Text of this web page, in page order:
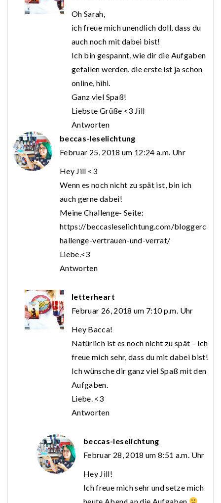
Oh Sarah,
ich freue mich unendlich doll, dass du
auch noch mit dabei bist!
Ich bin gespannt, wie dir die Aufgaben
gefallen werden, die erste ist ja schon
online, hihi.
Ganz viel Spaß!
Liebste Grüße <3 Jill
Antworten
beccas-leselichtung
Februar 25, 2018 um 12:24 a.m. Uhr
Hey Jill <3
Wenn es noch nicht zu spät ist, bin ich
auch gerne dabei!
Meine Challenge- Seite:
https://beccasleselichtung.com/bloggerc
hallenge-vertrauen-und-verrat/
Liebe.<3
Antworten
letterheart
Februar 26, 2018 um 7:10 p.m. Uhr
Hey Bacca!
Natürlich ist es noch nicht zu spät – ich
freue mich sehr, dass du mit dabei bist!
Ich wünsche dir ganz viel Spaß mit den
Aufgaben.
Liebe. <3
Antworten
beccas-leselichtung
Februar 28, 2018 um 8:51 a.m. Uhr
Hey Jill!
Ich freue mich sehr und setze mich